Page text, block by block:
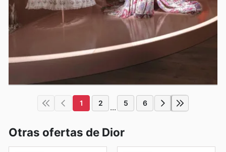
1 2 ... 5 6
Otras ofertas de Dior